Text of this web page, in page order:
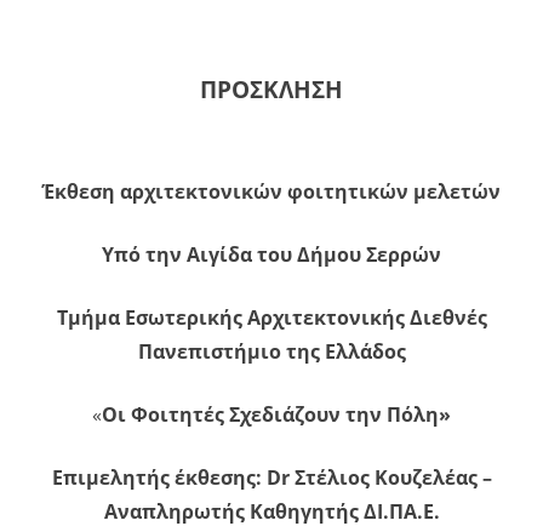
ΠΡΟΣΚΛΗΣΗ
Έκθεση αρχιτεκτονικών φοιτητικών μελετών
Υπό την Αιγίδα του Δήμου Σερρών
Τμήμα Εσωτερικής Αρχιτεκτονικής Διεθνές
Πανεπιστήμιο της Ελλάδος
«Οι Φοιτητές Σχεδιάζουν την Πόλη»
Επιμελητής έκθεσης: DrΣτέλιος Κουζελέας –
Αναπληρωτής Καθηγητής ΔΙ.ΠΑ.Ε.